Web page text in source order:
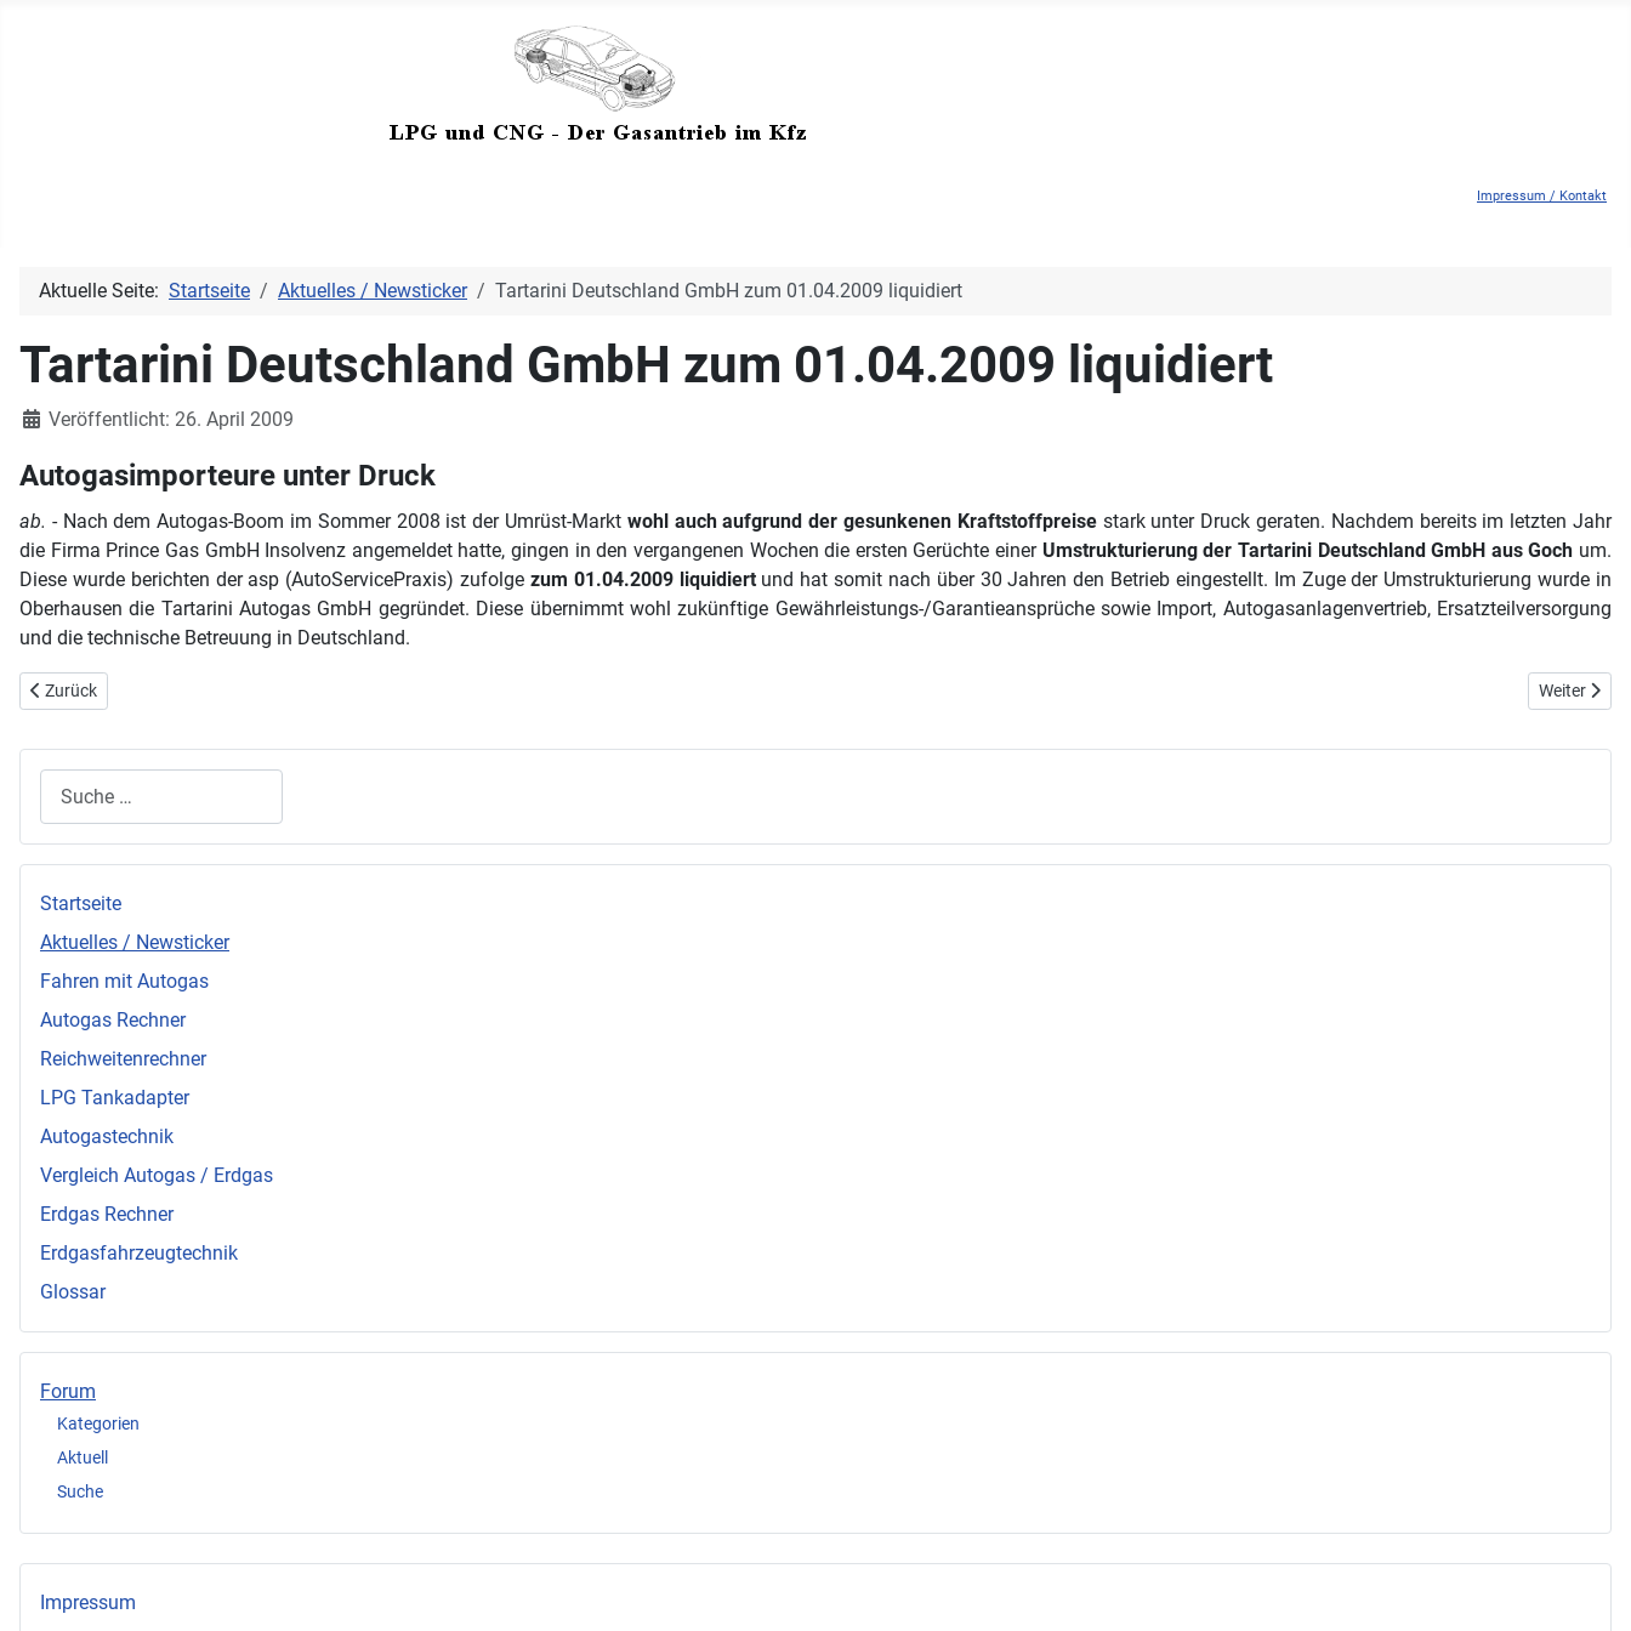
Impressum / Kontakt
Aktuelle Seite: Startseite Aktuelles / Newsticker Tartarini Deutschland GmbH zum 01.04.2009 liquidiert
Tartarini Deutschland GmbH zum 01.04.2009 liquidiert
DetailsVeröffentlicht: 26. April 2009
Autogasimporteure unter Druck
ab. - Nach dem Autogas-Boom im Sommer 2008 ist der Umrüst-Markt wohl auch aufgrund der gesunkenen Kraftstoffpreisestark unter Druck geraten. Nachdem bereits im letzten Jahr
die Firma Prince Gas GmbH Insolvenz angemeldet hatte, gingen in den vergangenen Wochen die ersten Gerüchte einer Umstrukturierung der Tartarini Deutschland GmbH aus Goch um.
Diese wurde berichten der asp (AutoServicePraxis) zufolge zum 01.04.2009 liquidiertund hat somit nach über 30 Jahren den Betrieb eingestellt. Im Zuge der Umstrukturierung wurde in
Oberhausen die Tartarini Autogas GmbH gegründet. Diese übernimmt wohl zukünftige Gewährleistungs-/Garantieansprüche sowie Import, Autogasanlagenvertrieb, Ersatzteilversorgung
und die technische Betreuung in Deutschland.
Vorheriger Beitrag: Mitsubishi Colt jetzt auch mit Autogas verfügbar
Zurück Nächster
Weiter
Startseite
Aktuelles / Newsticker
Fahren mit Autogas
Autogas Rechner
Reichweitenrechner
LPG Tankadapter
Autogastechnik
Vergleich Autogas / Erdgas
Erdgas Rechner
Erdgasfahrzeugtechnik
Glossar
Forum
Kategorien
Aktuell
Suche
Impressum